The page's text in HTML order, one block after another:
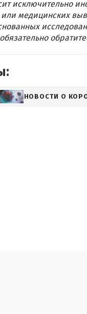
исключительно
или медицинских
НОВОСТИ О